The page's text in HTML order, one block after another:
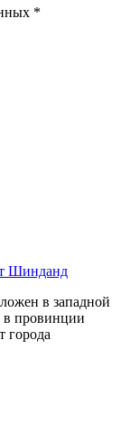
*
Шинданд
в западной
в провинции
города